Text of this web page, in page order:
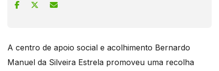
A centro de apoio social e acolhimento Bernardo
Manuel da Silveira Estrela promoveu uma recolha